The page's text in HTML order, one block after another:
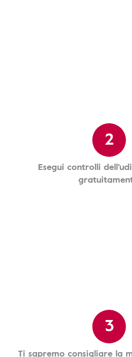
2
Esegui controlli
3
Ti sapremo consigliare la